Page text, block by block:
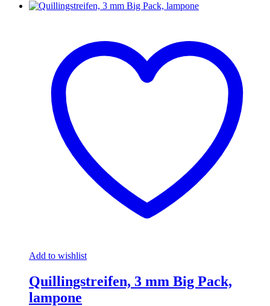
Add to wishlist
Quillingstreifen, 3 mm Big Pack,
lampone